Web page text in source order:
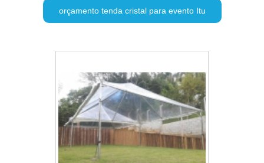
orçamento tenda cristal para evento Itu